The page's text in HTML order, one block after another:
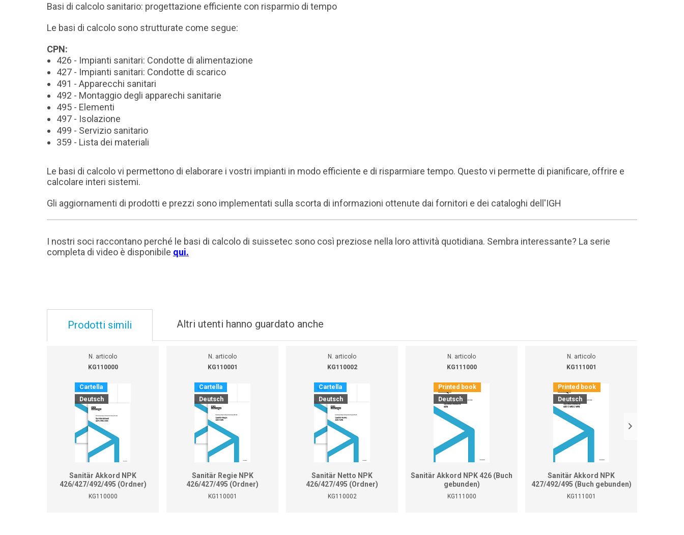
Basi di calcolo sanitario: progettazione efficiente con risparmio di tempo
Le basi di calcolo sono strutturate come segue:
CPN:
426 - Impianti sanitari: Condotte di alimentazione
427 - Impianti sanitari: Condotte di scarico
491 - Apparecchi sanitari
492 - Montaggio degli apparechi sanitarie
495 - Elementi
497 - Isolazione
499 - Servizio sanitario
359 - Lista dei materiali
Le basi di calcolo vi permettono di elaborare i vostri impianti in modo efficiente e di risparmiare tempo. Questo vi permette di pianificare, offrire e
calcolare interi sistemi.
Gli aggiornamenti di prodotti e prezzi sono implementati sulla scorta di informazioni ottenute dai fornitori e dei cataloghi dell'IGH
I nostri soci raccontano perché le basi di calcolo di suissetec sono così preziose nella loro attività quotidiana. Sembra interessante? La serie
completa di video è disponibile qui.
Prodotti simili Altri utenti hanno guardato anche
N. articolo
KG110000
Cartella
Deutsch
Sanitär Akkord NPK
426/427/492/495 (Ordner)
KG110000
N. articolo
KG110001
Cartella
Deutsch
Sanitär Regie NPK
426/427/495 (Ordner)
KG110001
N. articolo
KG110002
Cartella
Deutsch
Sanitär Netto NPK
426/427/495 (Ordner)
KG110002
N. articolo
KG111000
Printed book
Deutsch
Sanitär Akkord NPK 426 (Buch
gebunden)
KG111000
N. articolo
KG111001
Printed book
Deutsch
Sanitär Akkord NPK
427/492/495 (Buch gebunden)
KG111001